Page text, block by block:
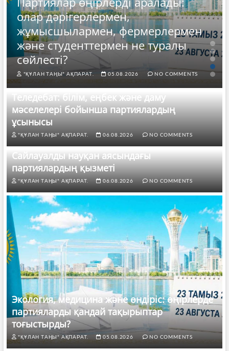
олар дәрігерлермен,
жұмысшылармен, фермерлермен
және студенттермен не туралы
сөйлесті?
"ҚҰЛАН ТАҢЫ" АҚПАРАТ. 05.08.2026 NO COMMENTS
Теледебат: білім, еңбек және даму
мәселелері бойынша партиялардың
ұсынысы
"ҚҰЛАН ТАҢЫ" АҚПАРАТ. 06.08.2026 NO COMMENTS
Сайлауалды науқан аясындағы
партиялардың қызметі
"ҚҰЛАН ТАҢЫ" АҚПАРАТ. 06.08.2026 NO COMMENTS
Экология, медицина және өндіріс: өңірлерде
партияларды қандай тақырыптар
тоғыстырды?
"ҚҰЛАН ТАҢЫ" АҚПАРАТ. 05.08.2026 NO COMMENTS